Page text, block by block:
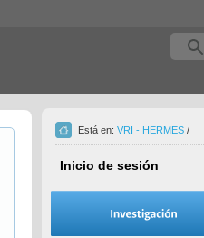
Está en: VRI - HERMES /
Inicio de sesión